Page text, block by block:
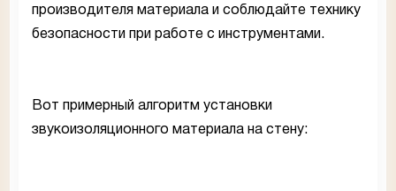
производителя материала и соблюдайте технику
безопасности при работе с инструментами.
Вот примерный алгоритм установки
звукоизоляционного материала на стену: